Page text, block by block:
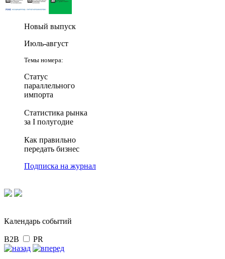
Новый выпуск
Июль-август
Темы номера:
Статус
параллельного
импорта
Статистика рынка
за I полугодие
Как правильно
передать бизнес
Подписка на журнал
Календарь событий
B2B PR